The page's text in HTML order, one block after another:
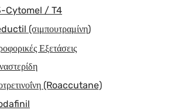
Cytomel / T4
(σιμπουτραμίνη)
Εξετάσεις
(Roaccutane)